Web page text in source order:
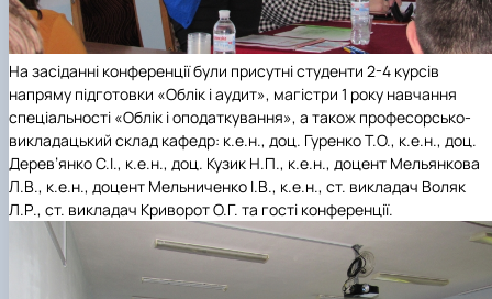
На засіданні конференції були присутні студенти 2-4 курсів
напряму підготовки «Облік і аудит», магістри 1 року навчання
спеціальності «Облік і оподаткування», а також професорсько-
викладацький склад кафедр: к.е.н., доц. Гуренко Т.О., к.е.н., доц.
Дерев’янко С.І., к.е.н., доц. Кузик Н.П., к.е.н., доцент Мельянкова
Л.В., к.е.н., доцент Мельниченко І.В., к.е.н., ст. викладач Воляк
Л.Р., ст. викладач Криворот О.Г. та гості конференції.